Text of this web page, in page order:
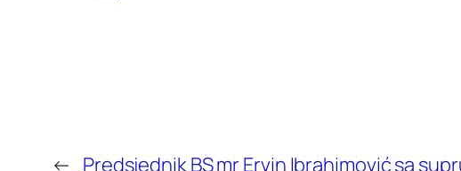
← Predsjednik BS mr Ervin Ibrahimović sa